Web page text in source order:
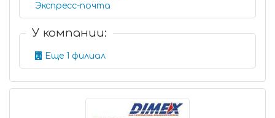
Экспресс-почта
У компании:
Еще 1 филиал